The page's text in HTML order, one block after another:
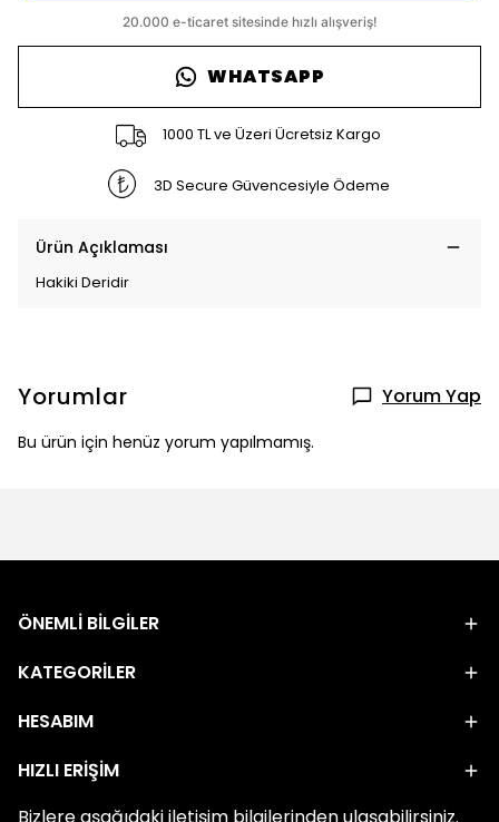
WHATSAPP
1000 TL ve Üzeri Ücretsiz Kargo
3D Secure Güvencesiyle Ödeme
Ürün Açıklaması
Hakiki Deridir
Yorumlar Yorum Yap
Bu ürün için henüz yorum yapılmamış.
ÖNEMLİ BİLGİLER
KATEGORİLER
HESABIM
HIZLI ERİŞİM